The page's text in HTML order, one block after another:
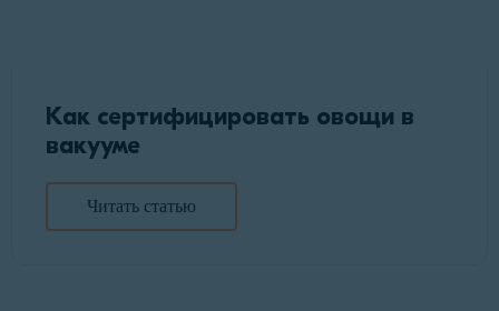
Как сертифицировать овощи в
вакууме
Читать статью